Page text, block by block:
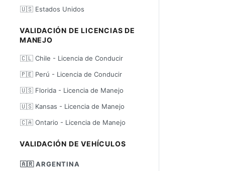
🇺🇸 Estados Unidos
VALIDACIÓN DE LICENCIAS DE
MANEJO
🇨🇱 Chile - Licencia de Conducir
🇵🇪 Perú - Licencia de Conducir
🇺🇸 Florida - Licencia de Manejo
🇺🇸 Kansas - Licencia de Manejo
🇨🇦 Ontario - Licencia de Manejo
VALIDACIÓN DE VEHÍCULOS
🇦🇷 ARGENTINA